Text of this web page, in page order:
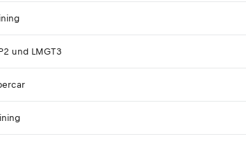
und LMGT3